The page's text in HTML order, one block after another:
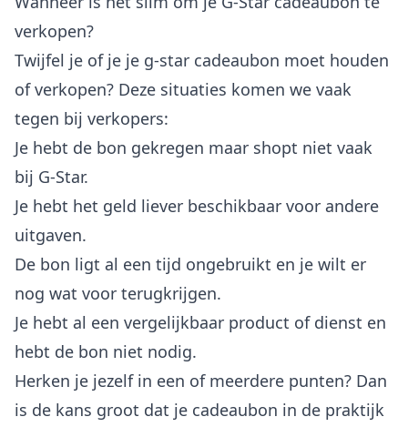
verkopen?
Twijfel je of je je g-star cadeaubon moet houden
of verkopen? Deze situaties komen we vaak
tegen bij verkopers:
Je hebt de bon gekregen maar shopt niet vaak
bij G-Star.
Je hebt het geld liever beschikbaar voor andere
uitgaven.
De bon ligt al een tijd ongebruikt en je wilt er
nog wat voor terugkrijgen.
Je hebt al een vergelijkbaar product of dienst en
hebt de bon niet nodig.
Herken je jezelf in een of meerdere punten? Dan
is de kans groot dat je cadeaubon in de praktijk